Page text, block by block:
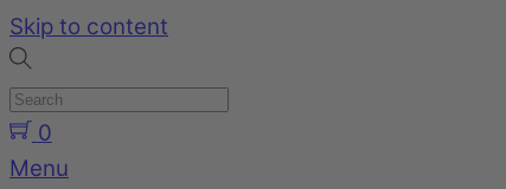
Skip to content
0
Menu